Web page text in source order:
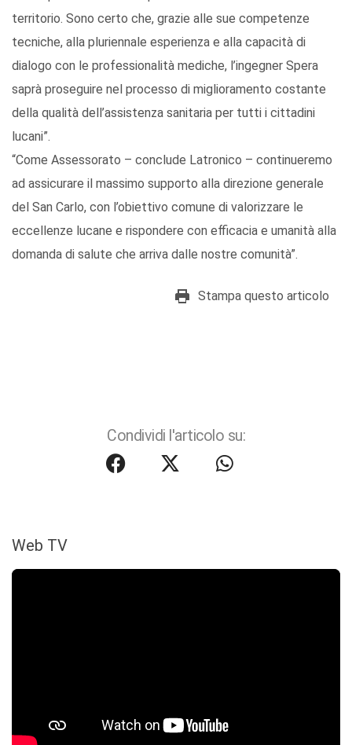
territorio. Sono certo che, grazie alle sue competenze
tecniche, alla pluriennale esperienza e alla capacità di
dialogo con le professionalità mediche, l’ingegner Spera
saprà proseguire nel processo di miglioramento costante
della qualità dell’assistenza sanitaria per tutti i cittadini
lucani”.
“Come Assessorato – conclude Latronico – continueremo
ad assicurare il massimo supporto alla direzione generale
del San Carlo, con l’obiettivo comune di valorizzare le
eccellenze lucane e rispondere con efficacia e umanità alla
domanda di salute che arriva dalle nostre comunità”.
Stampa questo articolo
Condividi l'articolo su:
Web TV